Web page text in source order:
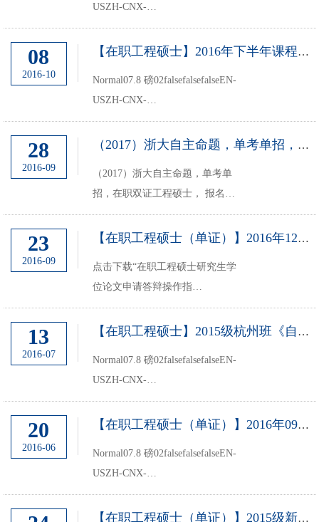
编：310027联...
USZH-CNX-
NONEMicrosoftInternetExplorer42014
级电子与通信工程-杭州班同学请
一、口语考试时间及地点：2016年
10月16日09:00开始，紫金港校区
08
2016-10
【在职工程硕士】2016年下半年课程安排
Normal07.8 磅02falsefalsefalseEN-
USZH-CNX-
NONEMicrosoftInternetExplorer4各
位在职工程硕士研究生同学请注
工程硕士研究生课程安排如下：杭
州班【2014级电子与通信工程】从
28
2016-09
（2017）浙大自主命题，单考单招，在职双证工程硕士
（2017）浙大自主命题，单考单
招，在职双证工程硕士， 报名时
间2016月10月10日—10月31日 浙
江大学工程师...
23
2016-09
【在职工程硕士（单证）】2016年12月份学位论文申请答辩通知
点击下载“在职工程硕士研究生学
位论文申请答辩操作指
南”Normal07.8 磅
02falsefalsefalseEN-USZH-CNX-
电学院在职工程硕士办公室联系方
式Normal07.8 磅02falsefalsefalse...
13
2016-07
【在职工程硕士】2015级杭州班《自然辩证法》课程安排
Normal07.8 磅02falsefalsefalseEN-
USZH-CNX-
NONEMicrosoftInternetExplorer42015
级电子与通信工程、集成电路工
意：本学期《自然辩证法》课程调
整如下：上课时间：上课时间按照
20
2016-06
【在职工程硕士（单证）】2016年09月份学位论文申请答辩通知
Normal07.8 磅02falsefalsefalseEN-
USZH-CNX-
NONEMicrosoftInternetExplorer4信
电学院在职工程硕士研究生学位论
【在职工程硕士（单证）】2015级新生入学报到通知